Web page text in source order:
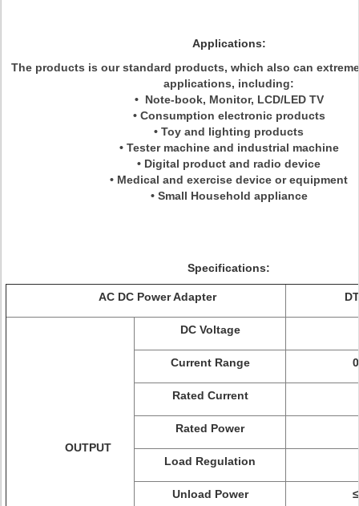
Applications:
The products is our standard products, which also can
applications, including:
• Note-book, Monitor, LCD/LED TV
• Consumption electronic products
• Toy and lighting products
• Tester machine and industrial machine
• Digital product and radio device
• Medical and exercise device or equipment
• Small Household appliance
Specifications:
AC DC Power Adapter
OUTPUT
DC Voltage
Current Range
Rated Current
Rated Power
Load Regulation
Unload Power